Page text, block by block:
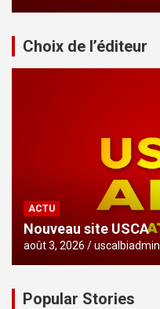
Choix de l’éditeur
ACTU
Nouveau site USCA
août 3, 2026 uscalbiadmin
Popular Stories